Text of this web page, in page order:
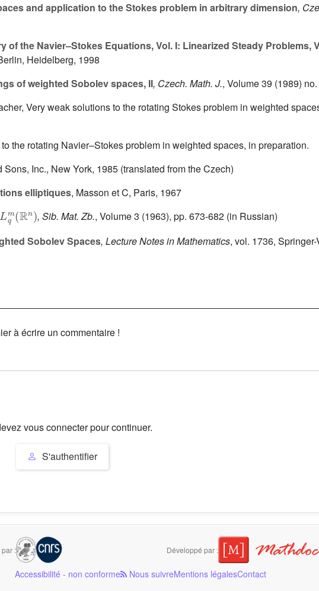
and application to the Stokes problem in arbitrary dimension,
the Navier–Stokes Equations, Vol. I: Linearized Steady Problems,
Heidelberg, 1998
of weighted Sobolev spaces, II, Czech. Math. J., Volume 39 (1989)
Very weak solutions to the rotating Stokes problem in weighted
the rotating Navier–Stokes problem in weighted spaces, in preparation.
Sons, Inc., New York, 1985 (translated from the Czech)
elliptiques, Masson et C, Paris, 1967
m R
, Sib. Mat. Zb., Volume 3 (1963), pp. 673-682 (in Russian)
Sobolev Spaces, Lecture Notes in Mathematics, vol. 1736,
à écrire un commentaire !
vous connecter pour continuer.
S'authentifier
:
Développé par :
Accessibilité - non conforme Nous suivreMentions légalesContact